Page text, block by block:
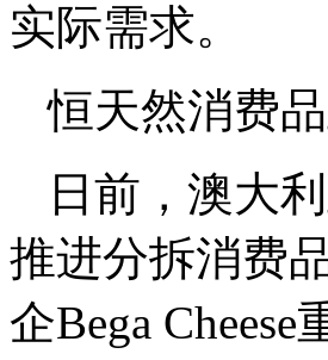
实际需求。
恒天然消费
日前，澳大
推进分拆消费
企Bega